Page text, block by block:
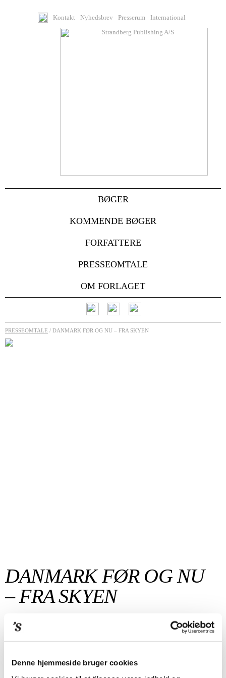
Denne hjemmeside bruger cookies
Kontakt Nyhedsbrev Presserum International
BØGER
KOMMENDE BØGER
FORFATTERE
PRESSEOMTALE
OM FORLAGET
PRESSEOMTALE / DANMARK FØR OG NU – FRA SKYEN
DANMARK FØR OG NU
– FRA SKYEN
"Der er til mange timers fordybelse i Nicolas Cosedis’
og Holger Dahls smukke bog"
Birgitte Sonne Kristensen, Berlingske